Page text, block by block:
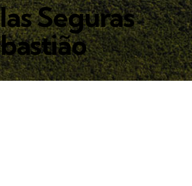
Seguras